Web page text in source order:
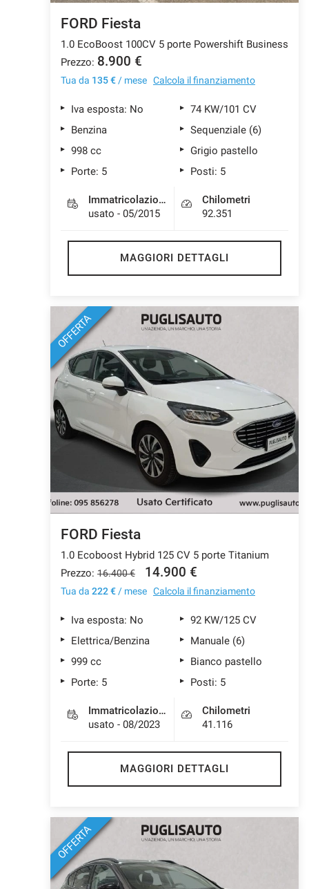
FORD Fiesta
1.0 EcoBoost 100CV 5 porte Powershift Business
Prezzo: 8.900 €
Tua da 135 € / mese Calcola il finanziamento
Iva esposta: No
74 KW/101 CV
Benzina
Sequenziale (6)
998 cc
Grigio pastello
Porte: 5
Posti: 5
Immatricolazione
usato - 05/2015
Chilometri
92.351
MAGGIORI DETTAGLI
OFFERTA
FORD Fiesta
1.0 Ecoboost Hybrid 125 CV 5 porte Titanium
Prezzo: 16.400 € 14.900 €
Tua da 222 € / mese Calcola il finanziamento
Iva esposta: No
92 KW/125 CV
Elettrica/Benzina
Manuale (6)
999 cc
Bianco pastello
Porte: 5
Posti: 5
Immatricolazione
usato - 08/2023
Chilometri
41.116
MAGGIORI DETTAGLI
OFFERTA